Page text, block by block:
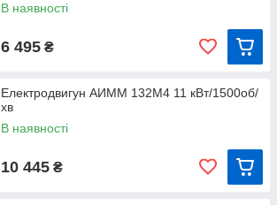
В наявності
6 495 ₴
Електродвигун АИММ 132M4 11 кВт/1500об/
хв
В наявності
10 445 ₴